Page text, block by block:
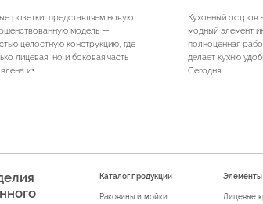
розетки, представляем новую
модель —
целостную конструкцию, где
лицевая, но и боковая часть
из
Кухонный остров
модный элемент
полноценная
делает кухню
Сегодня
Каталог продукции
Раковины и мойки
Элементы
Лицевые